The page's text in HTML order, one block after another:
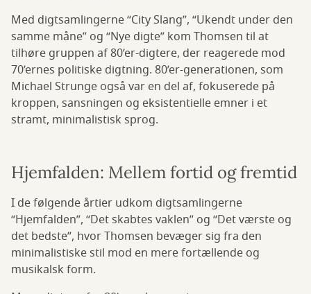
Med digtsamlingerne “City Slang”, “Ukendt under den
samme måne” og “Nye digte” kom Thomsen til at
tilhøre gruppen af 80’er-digtere, der reagerede mod
70’ernes politiske digtning. 80’er-generationen, som
Michael Strunge også var en del af, fokuserede på
kroppen, sansningen og eksistentielle emner i et
stramt, minimalistisk sprog.
Hjemfalden: Mellem fortid og fremtid
I de følgende årtier udkom digtsamlingerne
“Hjemfalden”, “Det skabtes vaklen” og “Det værste og
det bedste”, hvor Thomsen bevæger sig fra den
minimalistiske stil mod en mere fortællende og
musikalsk form.